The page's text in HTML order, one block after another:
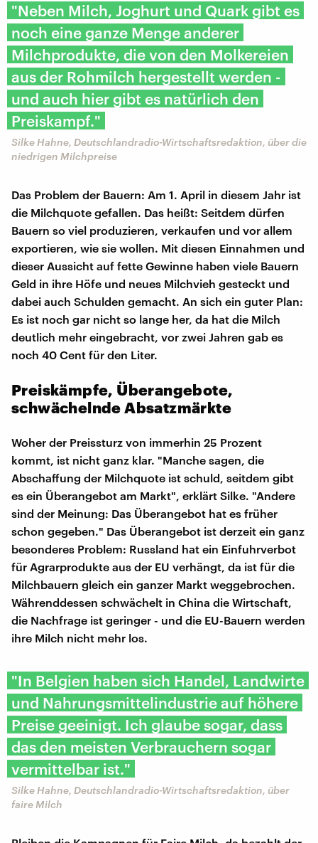
"Neben Milch, Joghurt und Quark gibt es
noch eine ganze Menge anderer
Milchprodukte, die von den Molkereien
aus der Rohmilch hergestellt werden -
und auch hier gibt es natürlich den
Preiskampf."
Silke Hahne, Deutschlandradio-Wirtschaftsredaktion, über die
niedrigen Milchpreise
Das Problem der Bauern: Am 1. April in diesem Jahr ist
die Milchquote gefallen. Das heißt: Seitdem dürfen
Bauern so viel produzieren, verkaufen und vor allem
exportieren, wie sie wollen. Mit diesen Einnahmen und
dieser Aussicht auf fette Gewinne haben viele Bauern
Geld in ihre Höfe und neues Milchvieh gesteckt und
dabei auch Schulden gemacht. An sich ein guter Plan:
Es ist noch gar nicht so lange her, da hat die Milch
deutlich mehr eingebracht, vor zwei Jahren gab es
noch 40 Cent für den Liter.
Preiskämpfe, Überangebote,
schwächelnde Absatzmärkte
Woher der Preissturz von immerhin 25 Prozent
kommt, ist nicht ganz klar. "Manche sagen, die
Abschaffung der Milchquote ist schuld, seitdem gibt
es ein Überangebot am Markt", erklärt Silke. "Andere
sind der Meinung: Das Überangebot hat es früher
schon gegeben." Das Überangebot ist derzeit ein ganz
besonderes Problem: Russland hat ein Einfuhrverbot
für Agrarprodukte aus der EU verhängt, da ist für die
Milchbauern gleich ein ganzer Markt weggebrochen.
Währenddessen schwächelt in China die Wirtschaft,
die Nachfrage ist geringer - und die EU-Bauern werden
ihre Milch nicht mehr los.
"In Belgien haben sich Handel, Landwirte
und Nahrungsmittelindustrie auf höhere
Preise geeinigt. Ich glaube sogar, dass
das den meisten Verbrauchern sogar
vermittelbar ist."
Silke Hahne, Deutschlandradio-Wirtschaftsredaktion, über
faire Milch